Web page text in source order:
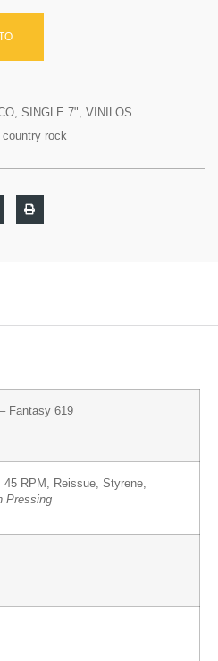
, SINGLE 7", VINILOS
country rock
– Fantasy 619
45 RPM, Reissue, Styrene
Pressing